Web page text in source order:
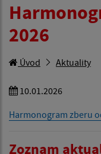
2026
Úvod Aktuality
10.01.2026
Harmonogram zberu
Zoznam